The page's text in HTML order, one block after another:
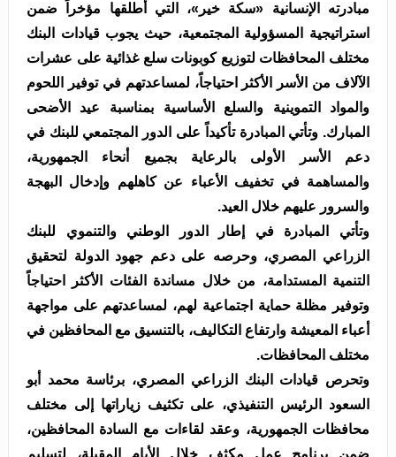
مبادرته الإنسانية «سكة خير»، التي أطلقها مؤخراً ضمن
استراتيجية المسؤولية المجتمعية، حيث يجوب قيادات البنك
مختلف المحافظات لتوزيع كوبونات سلع غذائية على عشرات
الآلاف من الأسر الأكثر احتياجاً، لمساعدتهم في توفير اللحوم
والمواد التموينية والسلع الأساسية بمناسبة عيد الأضحى
المبارك. وتأتي المبادرة تأكيداً على الدور المجتمعي للبنك في
دعم الأسر الأولى بالرعاية بجميع أنحاء الجمهورية،
والمساهمة في تخفيف الأعباء عن كاهلهم وإدخال البهجة
والسرور عليهم خلال العيد.
وتأتي المبادرة في إطار الدور الوطني والتنموي للبنك
الزراعي المصري، وحرصه على دعم جهود الدولة لتحقيق
التنمية المستدامة، من خلال مساندة الفئات الأكثر احتياجاً
وتوفير مظلة حماية اجتماعية لهم، لمساعدتهم على مواجهة
أعباء المعيشة وارتفاع التكاليف، بالتنسيق مع المحافظين في
مختلف المحافظات.
وتحرص قيادات البنك الزراعي المصري، برئاسة محمد أبو
السعود الرئيس التنفيذي، على تكثيف زياراتها إلى مختلف
محافظات الجمهورية، وعقد لقاءات مع السادة المحافظين،
ضمن برنامج عمل مكثف خلال الأيام المقبلة، لتسليم